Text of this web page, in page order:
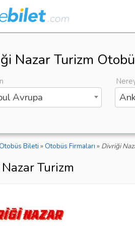
Nazar Turizm
Avrupa
Bileti » Otobüs Firmaları » Divriği
Turizm